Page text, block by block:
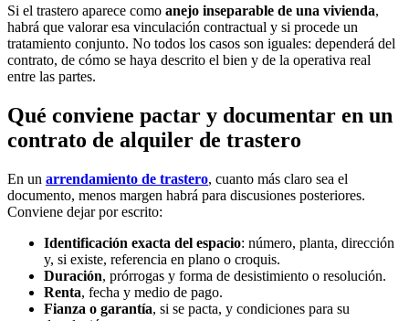
Si el trastero aparece como anejo inseparable de una vivienda,
habrá que valorar esa vinculación contractual y si procede un
tratamiento conjunto. No todos los casos son iguales: dependerá del
contrato, de cómo se haya descrito el bien y de la operativa real
entre las partes.
Qué conviene pactar y documentar en un
contrato de alquiler de trastero
En un arrendamiento de trastero, cuanto más claro sea el
documento, menos margen habrá para discusiones posteriores.
Conviene dejar por escrito:
Identificación exacta del espacio: número, planta, dirección
y, si existe, referencia en plano o croquis.
Duración, prórrogas y forma de desistimiento o resolución.
Renta, fecha y medio de pago.
Fianza o garantía, si se pacta, y condiciones para su